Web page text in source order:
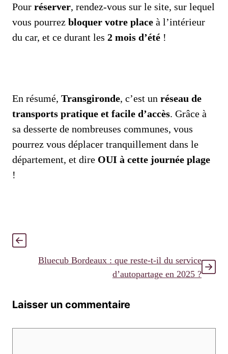
Pour réserver, rendez-vous sur le site, sur lequel
vous pourrez bloquer votre place à l’intérieur
du car, et ce durant les 2 mois d’été !
En résumé, Transgironde, c’est un réseau de
transports pratique et facile d’accès. Grâce à
sa desserte de nombreuses communes, vous
pourrez vous déplacer tranquillement dans le
département, et dire OUI à cette journée plage
!
Bluecub Bordeaux : que reste-t-il du service
d’autopartage en 2025 ?
Laisser un commentaire